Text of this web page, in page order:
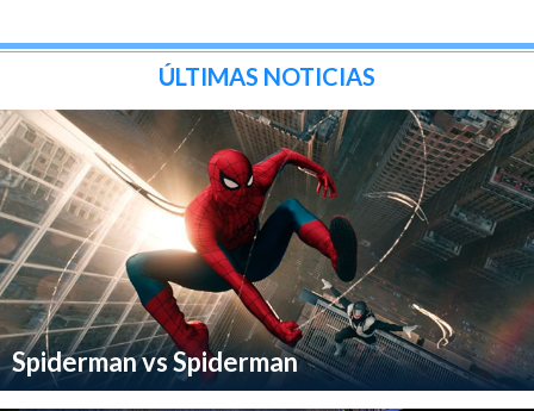
ÚLTIMAS NOTICIAS
Spiderman vs Spiderman